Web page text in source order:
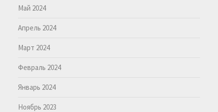
Май 2024
Апрель 2024
Март 2024
Февраль 2024
Январь 2024
Ноябрь 2023